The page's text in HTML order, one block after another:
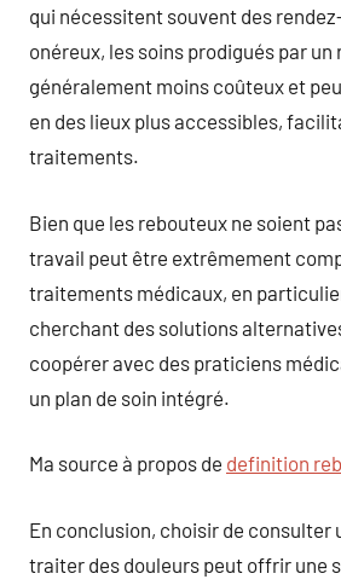
qui nécessitent souvent des
onéreux, les soins prodigués par
généralement moins coûteux et
en des lieux plus accessibles,
traitements.
Bien que les rebouteux ne soient
travail peut être extrêmement
traitements médicaux, en
cherchant des solutions
coopérer avec des praticiens
un plan de soin intégré.
Ma source à propos de definition
En conclusion, choisir de consulter
traiter des douleurs peut offrir une